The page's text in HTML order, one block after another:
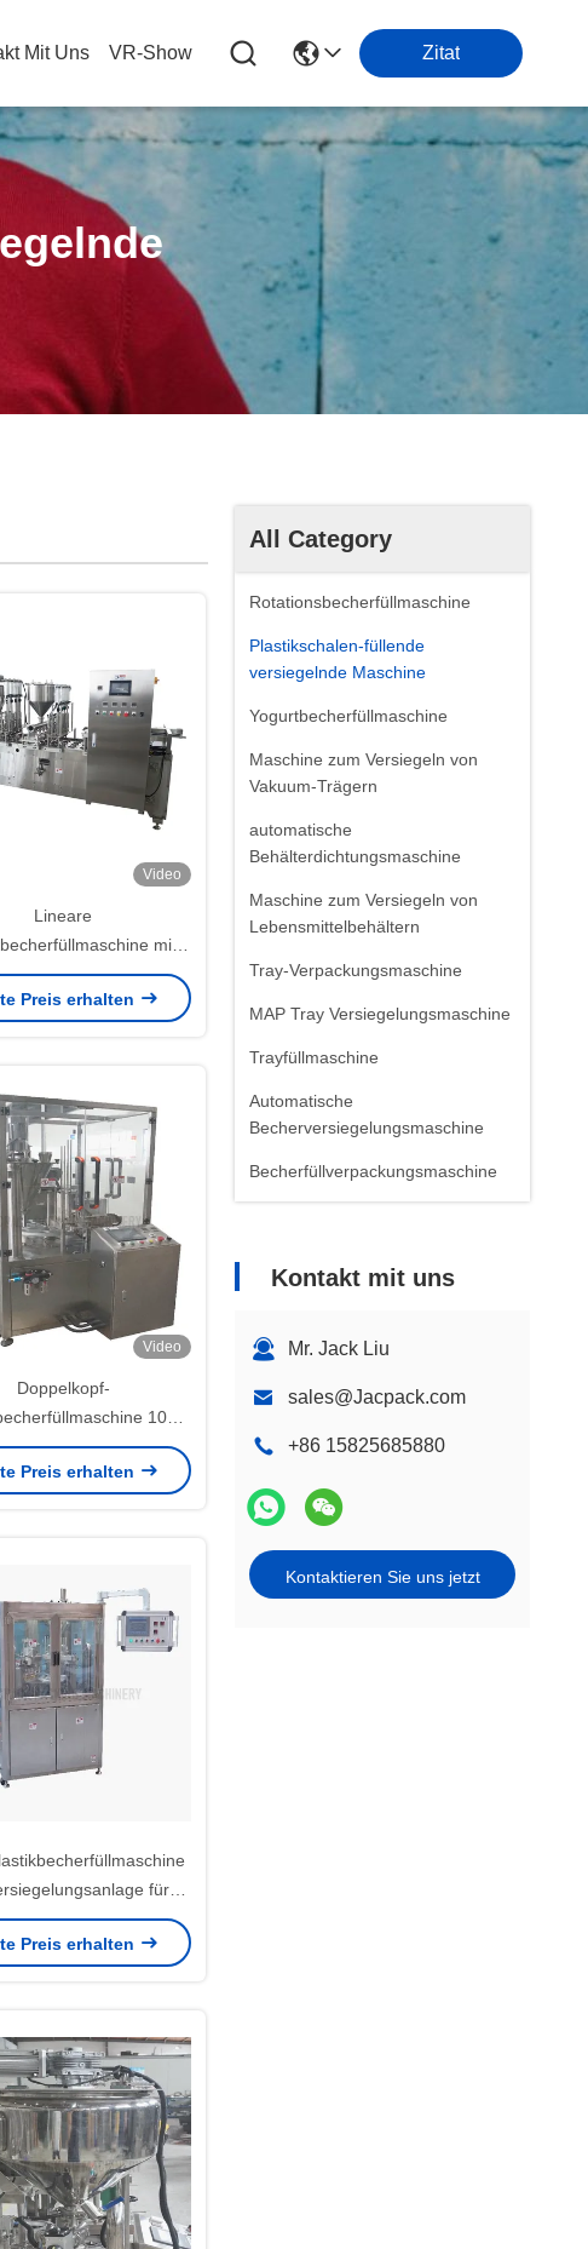
Mit Uns VR-Show Zitat
All Category
Rotationsbecherfüllmaschine
Plastikschalen-füllende
versiegelnde Maschine
Yogurtbecherfüllmaschine
Maschine zum Versiegeln von
Vakuum-Trägern
automatische
Behälterdichtungsmaschine
Maschine zum Versiegeln von
Lebensmittelbehältern
Tray-Verpackungsmaschine
MAP Tray Versiegelungsmaschine
Trayfüllmaschine
Automatische
Becherversiegelungsmaschine
Becherfüllverpackungsmaschine
Kontakt mit uns
Mr. Jack Liu
sales@Jacpack.com
+86 15825685880
Kontaktieren Sie uns jetzt
Video
Lineare
mit
Halbautomatisierung
Preis erhalten
Video
Doppelkopf-
100-
Genauigkeit ≤±1%
Preis erhalten
für
Shampoo
Preis erhalten